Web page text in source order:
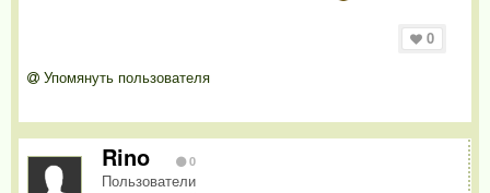
0
Упомянуть пользователя
Rino 0
Пользователи